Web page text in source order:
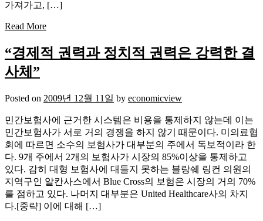
가져가고, […]
Read More
“경제적 권력과 정치적 권력은 강력한 결
사체”
Posted on 2009년 12월 11일 by economicview
민간보험사에 근거한 시스템은 비용을 통제하지 않는데 이는
민간보험사가 서로 거의 경쟁을 하지 않기 때문이다. 미의료협
회에 따르면 소수의 보험사가 대부분의 주에서 독보적이라 한
다. 9개 주에서 2개의 보험사가 시장의 85%이상을 통제하고
있다. 감히 대형 보험사에 대들지 못하는 블랑쉐 링컨 의원의
지역구인 알칸사스에서 Blue Cross의 보험은 시장의 거의 70%
를 점하고 있다. 나머지 대부분은 United Healthcare사의 차지
다.[중략] 이에 대해 […]